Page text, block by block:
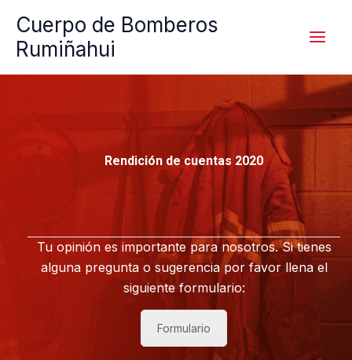
contenido
Cuerpo de Bomberos
Rumiñahui
Rendición de cuentas 2020
Tu opinión es importante para nosotros. Si tienes
alguna pregunta o sugerencia por favor llena el
siguiente formulario:
Formulario